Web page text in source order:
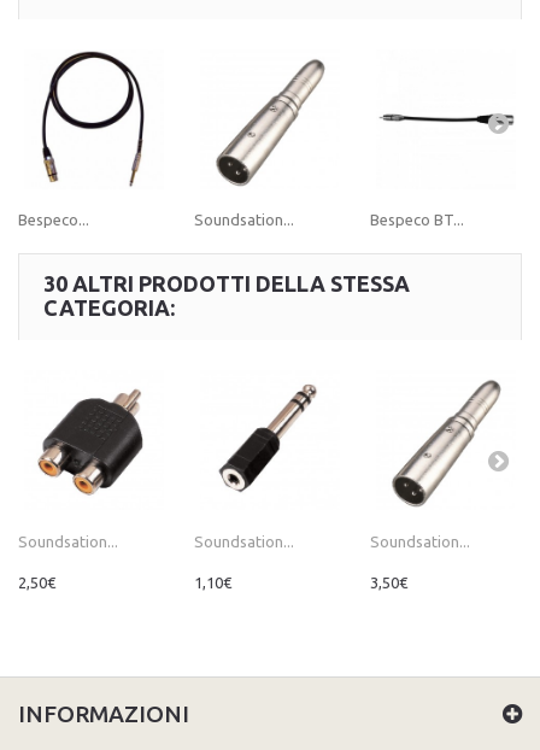
Bespeco... Soundsation... Bespeco BT...
30 ALTRI PRODOTTI DELLA STESSA
CATEGORIA:
Soundsation...
2,50€
Soundsation...
1,10€
Soundsation...
3,50€
INFORMAZIONI